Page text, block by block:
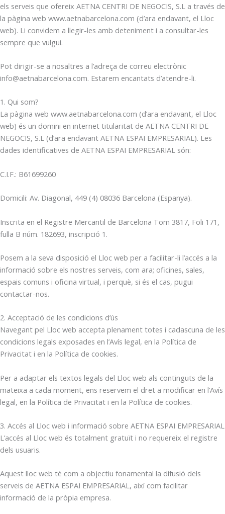
els serveis que ofereix AETNA CENTRI DE NEGOCIS, S.L a través de
la pàgina web www.aetnabarcelona.com (d’ara endavant, el Lloc
web). Li convidem a llegir-les amb deteniment i a consultar-les
sempre que vulgui.
Pot dirigir-se a nosaltres a l’adreça de correu electrònic
info@aetnabarcelona.com. Estarem encantats d’atendre-li.
1. Qui som?
La pàgina web www.aetnabarcelona.com (d’ara endavant, el Lloc
web) és un domini en internet titularitat de AETNA CENTRI DE
NEGOCIS, S.L (d’ara endavant AETNA ESPAI EMPRESARIAL). Les
dades identificatives de AETNA ESPAI EMPRESARIAL són:
C.I.F.: B61699260
Domicili: Av. Diagonal, 449 (4) 08036 Barcelona (Espanya).
Inscrita en el Registre Mercantil de Barcelona Tom 3817, Foli 171,
fulla B núm. 182693, inscripció 1.
Posem a la seva disposició el Lloc web per a facilitar-li l’accés a la
informació sobre els nostres serveis, com ara; oficines, sales,
espais comuns i oficina virtual, i perquè, si és el cas, pugui
contactar-nos.
2. Acceptació de les condicions d’ús
Navegant pel Lloc web accepta plenament totes i cadascuna de les
condicions legals exposades en l’Avís legal, en la Política de
Privacitat i en la Política de cookies.
Per a adaptar els textos legals del Lloc web als continguts de la
mateixa a cada moment, ens reservem el dret a modificar en l’Avís
legal, en la Política de Privacitat i en la Política de cookies.
3. Accés al Lloc web i informació sobre AETNA ESPAI EMPRESARIAL
L’accés al Lloc web és totalment gratuït i no requereix el registre
dels usuaris.
Aquest lloc web té com a objectiu fonamental la difusió dels
serveis de AETNA ESPAI EMPRESARIAL, així com facilitar
informació de la pròpia empresa.